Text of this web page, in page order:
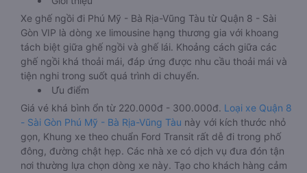
Xe ghế ngồi đi Phú Mỹ - Bà Rịa-Vũng Tàu từ Quận 8 - Sài
Gòn VIP là dòng xe limousine hạng thương gia với khoang
tách biệt giữa ghế ngồi và ghế lái. Khoảng cách giữa các
ghế ngồi khá thoải mái, đáp ứng được nhu cầu thoải mái và
tiện nghi trong suốt quá trình di chuyển.
Ưu điểm
Giá vé khá bình ổn từ 220.000đ - 300.000đ. Loại xe Quận 8
- Sài Gòn Phú Mỹ - Bà Rịa-Vũng Tàu này với kích thước nhỏ
gọn, Khung xe theo chuẩn Ford Transit rất dễ đi trong phố
đông, đường chật hẹp. Các nhà xe có dịch vụ đưa đón tận
nơi thường lựa chọn dòng xe này. Tạo cho khách hàng cảm